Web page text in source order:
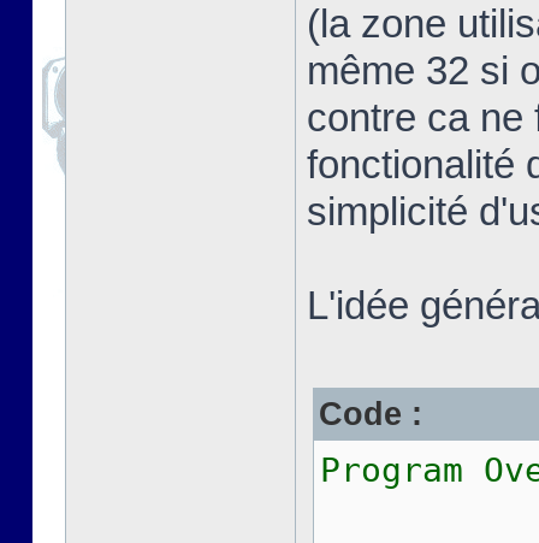
(la zone
même 32 si
contre ca ne
fonctionalité
simplicité
L'idée
Code :
Program